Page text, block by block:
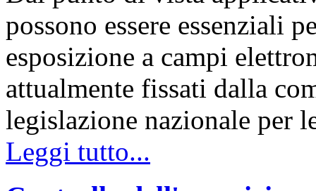
possono essere essenziali
esposizione a campi
attualmente fissati dalla
legislazione nazionale per
Leggi tutto...